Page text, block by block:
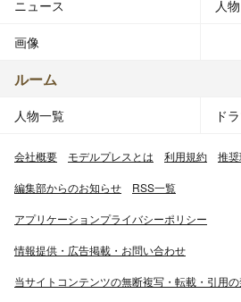
ニュース 人物
画像
ルーム
人物一覧 ド
会社概要 モデルプレスとは 利用規約 推
編集部からのお知らせ RSS一覧
アプリケーションプライバシーポリシー
情報提供・広告掲載・お問い合わせ
当サイトコンテンツの無断複写・転載・引用